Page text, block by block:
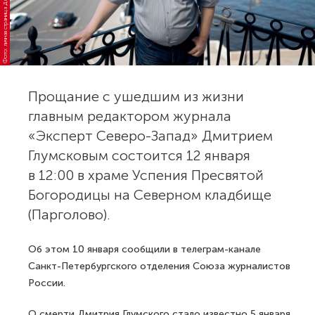
у
Прощание с ушедшим из жизни
главным редактором журнала
«Эксперт Северо-Запад» Дмитрием
Глумсковым состоится 12 января
в 12:00 в храме Успения Пресвятой
Богородицы на Северном кладбище
(Парголово).
Об этом 10 января сообщили в телеграм-канале
Санкт-Петербургского отделения Союза журналистов
России.